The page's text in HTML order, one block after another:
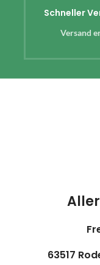
Schneller
Versand
63517